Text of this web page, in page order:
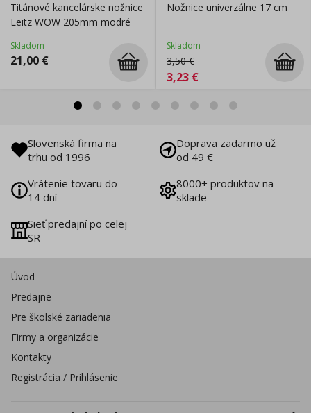
Titánové kancelárske nožnice
Leitz WOW 205mm modré
Skladom
21,00 €
Nožnice univerzálne 17 cm
Skladom
3,50€
3,23 €
Slovenská firma na
trhu od 1996
Doprava zadarmo už
od 49 €
Vrátenie tovaru do
14 dní
8000+ produktov na
sklade
Sieť predajní po celej
SR
Úvod
Predajne
Pre školské zariadenia
Firmy a organizácie
Kontakty
Registrácia / Prihlásenie